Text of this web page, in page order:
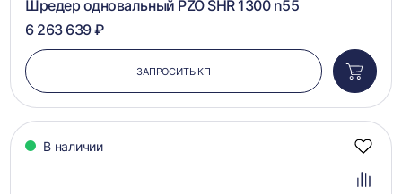
Шредер одновальный PZO SHR 1300 n55
6 263 639 ₽
ЗАПРОСИТЬ КП
в
В наличии